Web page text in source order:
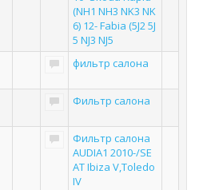
(NH1 NH3 NK3 NK
6) 12- Fabia (5J2 5J
5 NJ3 NJ5
фильтр салона
Фильтр салона
Фильтр салона
AUDIA1 2010-/SE
AT Ibiza V,Toledo
IV